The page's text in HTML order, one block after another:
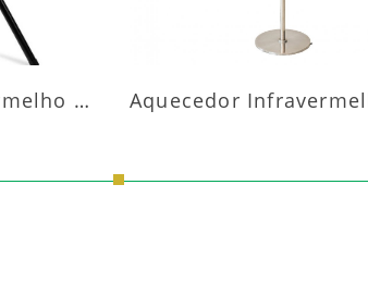
Aquecedor Infravermelho Pedestal